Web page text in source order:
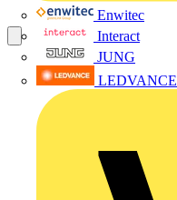
Enwitec
Interact
JUNG
LEDVANCE